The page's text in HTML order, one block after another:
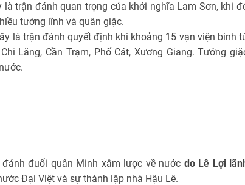
trận đánh quan trọng của khởi nghĩa Lam Sơn, khi
tướng lĩnh và quân giặc.
là trận đánh quyết định khi khoảng 15 vạn viện binh
Lăng, Cần Trạm, Phố Cát, Xương Giang. Tướng
đuổi quân Minh xâm lược về nước do Lê Lợi
Đại Việt và sự thành lập nhà Hậu Lê.